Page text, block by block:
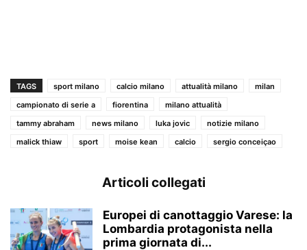
TAGS sport milano calcio milano attualità milano
milan
campionato di serie a
fiorentina
milano attualità
tammy abraham
news milano luka jovic
notizie milano
malick thiaw
sport moise kean calcio sergio conceiçao
Articoli collegati
Europei di canottaggio Varese: la
Lombardia protagonista nella
prima giornata di...